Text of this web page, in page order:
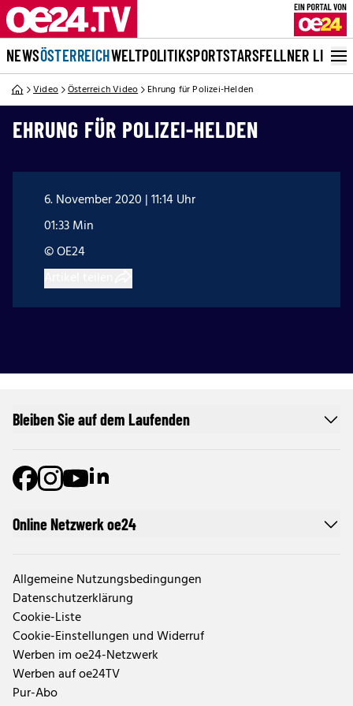
NEWSÖSTERREICHWELTPOLITIKSPORTSTARSFELLNER LIVE
Video Österreich Video Ehrung für Polizei-Helden
EHRUNG FÜR POLIZEI-HELDEN
6. November 2020 | 11:14 Uhr
01:33 Min
© OE24
Online Netzwerk oe24
Allgemeine Nutzungsbedingungen
Datenschutzerklärung
Cookie-Liste
Cookie-Einstellungen und Widerruf
Werben im oe24-Netzwerk
Werben auf oe24TV
Pur-Abo
Bleiben Sie auf dem Laufenden